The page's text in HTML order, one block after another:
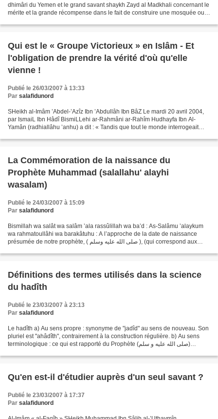
dhimâri du Yemen et le grand savant shaykh Zayd al Madkhali concernant le
mérite et la grande récompense dans le fait de construire une mosquée ou
Qui est le « Groupe Victorieux » en Islâm - Et
l'obligation de prendre la vérité d'où qu'elle
vienne !
Publié le 26/03/2007 à 13:33
Par salafidunord
SHeikh al-Imâm ’Abdel-’Azîz Ibn ’Abdullâh Ibn BâZ Le mardi 20 avril 2004,
par IsmaiL Ibn Hâdî BismiLLehi ar-Rahmâni ar-Rahîm Hudhayfa Ibn Al-
Yamân (radhiallâhu ’anhu) a dit : « Tandis que tout le monde interrogeait
La Commémoration de la naissance du
Prophète Muhammad (salallahu' alayhi
wasalam)
Publié le 24/03/2007 à 15:09
Par salafidunord
Bismillah wa salât wa salâm ’ala rassûlillah wa ba’d : As-Salâmu ’alaykum
wa rahmatoullâhi wa barakâtuhu : A l’approche de la date de naissance
présumée de notre prophète, ( صلى الله عليه وسلم ), (qui correspond aux
Définitions des termes utilisés dans la science
du hadîth
Publié le 23/03/2007 à 23:13
Par salafidunord
Le hadîth a) Au sens propre : synonyme de "jadîd" au sens de nouveau. Son
pluriel est "ahâdîth", contrairement à la construction régulière. b) Au sens
terminologique : ce qui est rapporté du Prophète (صلى الله عليه و سلم)
Qu'en est-il d'étudier auprès d'un seul savant ?
Publié le 23/03/2007 à 17:37
Par salafidunord